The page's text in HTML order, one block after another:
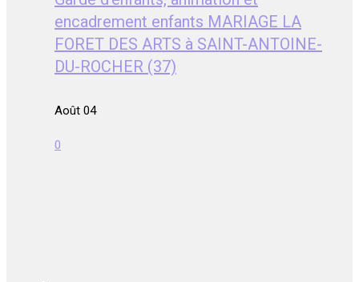
encadrement enfants MARIAGE LA
FORET DES ARTS à SAINT-ANTOINE-
DU-ROCHER (37)
Août 04
0